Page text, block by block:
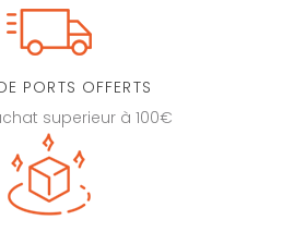
PORTS OFFERTS
superieur à 100€